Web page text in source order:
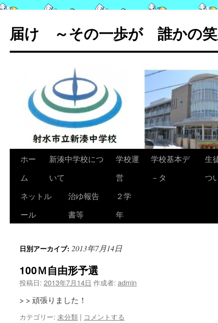
テ
ン
届け ～その一歩が 誰かの笑
ホー
ム
新湊中学校につ
いて
学校運
営
学校基本デ
－タ
生
つ
ネットル
ール
治ゆ報告
書等
２学
年
日別アーカイブ: 2013年7月14日
100Ｍ自由形予選
投稿日: 2013年7月14日 作成者: admin
> > 頑張りました！
カテゴリー: 未分類 | コメントする